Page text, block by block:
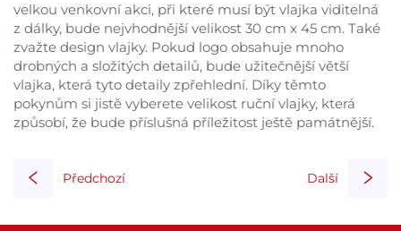
velkou venkovní akci, při které musí být vlajka viditelná
z dálky, bude nejvhodnější velikost 30 cm x 45 cm. Také
zvažte design vlajky. Pokud logo obsahuje mnoho
drobných a složitých detailů, bude užitečnější větší
vlajka, která tyto detaily zpřehlední. Díky těmto
pokynům si jistě vyberete velikost ruční vlajky, která
způsobí, že bude příslušná příležitost ještě památnější.
Předchozí Další